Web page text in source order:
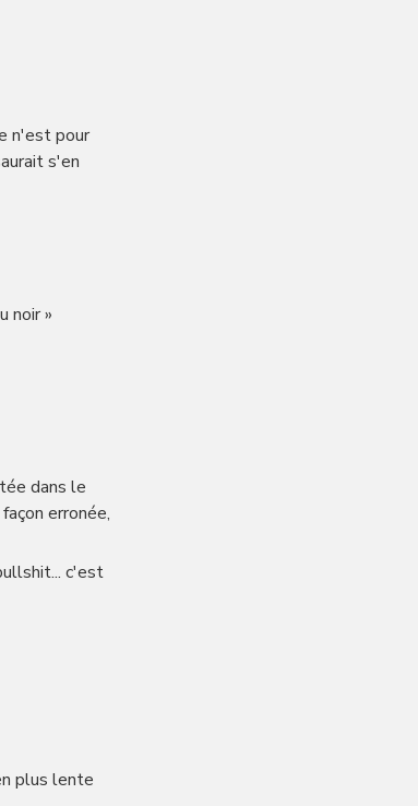
n'est pour
s'en
noir »
dans le
erronée,
c'est
plus lente